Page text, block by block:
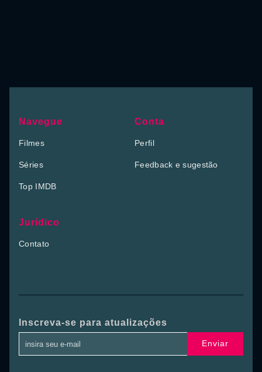
Navegue
Filmes
Séries
Top IMDB
Conta
Perfil
Feedback e sugestão
Jurídico
Contato
Inscreva-se para atualizações
Enviar